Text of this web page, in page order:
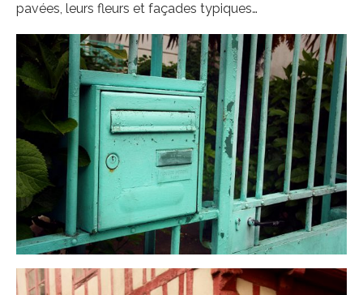
pavées, leurs fleurs et façades typiques…